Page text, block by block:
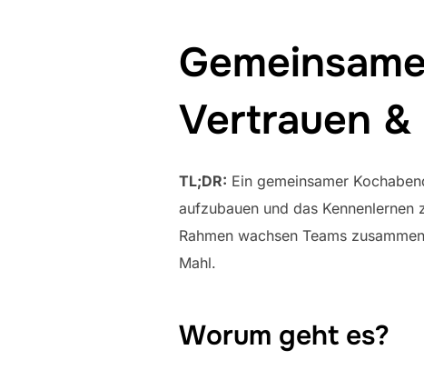
Vertrauen
TL;DR: Ein gemeinsamer
aufzubauen und das
Rahmen wachsen Teams
Mahl.
Worum geht es?